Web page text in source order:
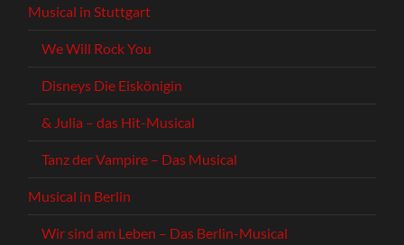
Musical in Stuttgart
We Will Rock You
Disneys Die Eiskönigin
& Julia – das Hit-Musical
Tanz der Vampire – Das Musical
Musical in Berlin
Wir sind am Leben – Das Berlin-Musical